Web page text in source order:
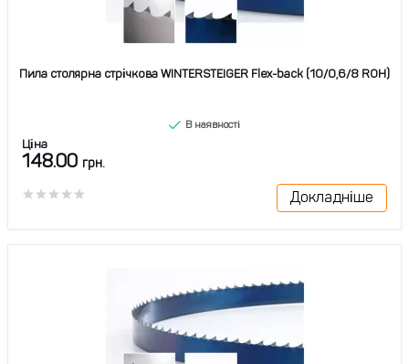
Пила столярна стрічкова WINTERSTEIGER Flex-back (10/0,6/8 ROH)
В наявності
Ціна
148.00 грн.
Докладніше